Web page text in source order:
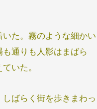
た。霧のような細かい
通りも人影はまばら
いた。
ばらく街を歩きまわっ